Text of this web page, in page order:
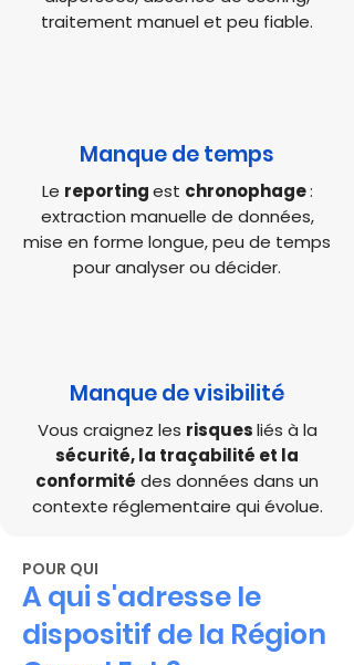
traitement manuel et peu fiable.
Manque de temps
Le reportingest chronophage:
extraction manuelle de données,
mise en forme longue, peu de temps
pour analyser ou décider.
Manque de visibilité
Vous craignez les risquesliés à la
sécurité, la traçabilité et la
conformité des données dans un
contexte réglementaire qui évolue.
POUR QUI
A qui s'adresse le
dispositif de la Région